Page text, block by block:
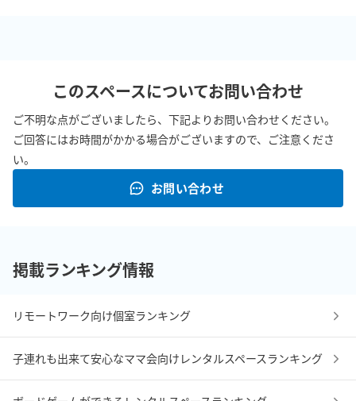
このスペースについてお問い合わせ
ご不明な点がございましたら、下記よりお問い合わせください。
ご回答にはお時間がかかる場合がございますので、ご注意くださ
い。
お問い合わせ
掲載ランキング情報
リモートワーク向け個室ランキング
子連れも出来て安心なママ会向けレンタルスペースランキング